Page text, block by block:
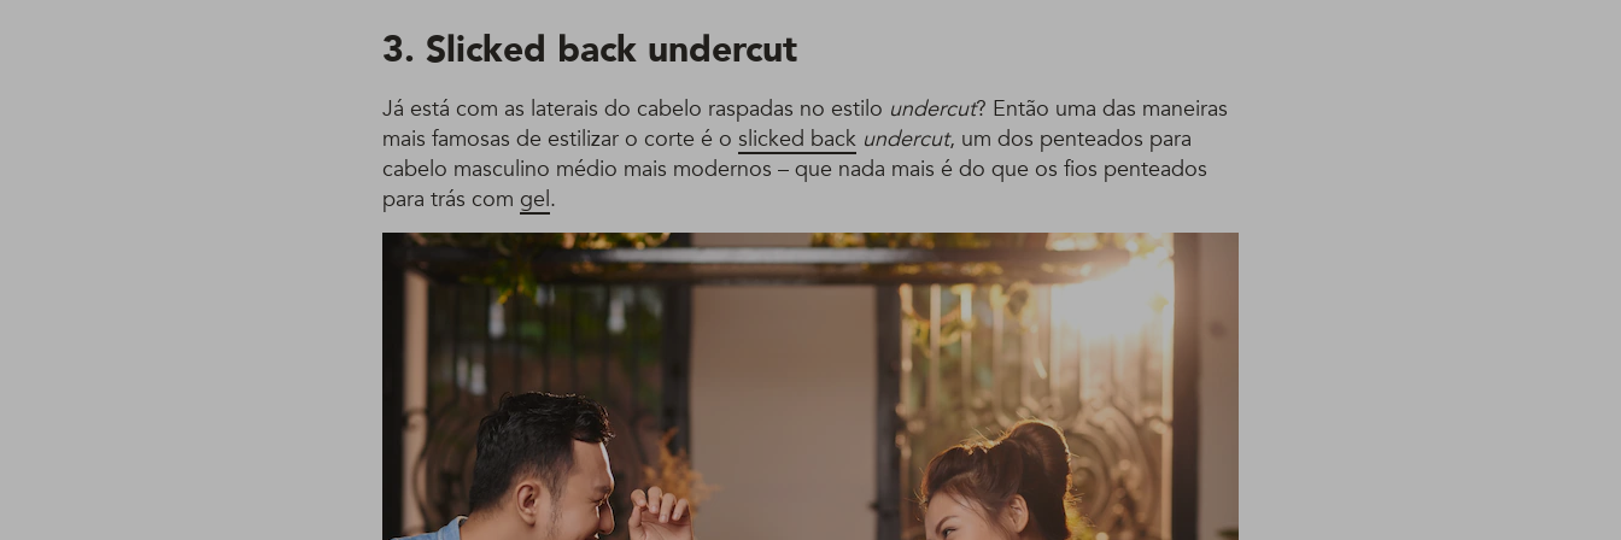
3. Slicked back undercut
Já está com as laterais do cabelo raspadas no estilo undercut? Então uma das maneiras
mais famosas de estilizar o corte é o slicked back undercut, um dos penteados para
cabelo masculino médio mais modernos – que nada mais é do que os fios penteados
para trás com gel.